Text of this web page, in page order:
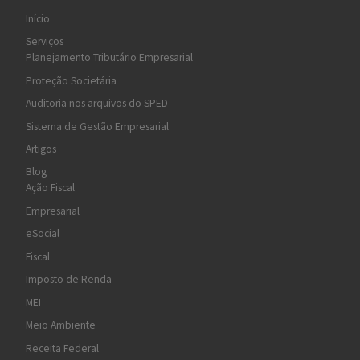
Início
Serviços
Planejamento Tributário Empresarial
Proteção Societária
Auditoria nos arquivos do SPED
Sistema de Gestão Empresarial
Artigos
Blog
Ação Fiscal
Empresarial
eSocial
Fiscal
Imposto de Renda
MEI
Meio Ambiente
Receita Federal